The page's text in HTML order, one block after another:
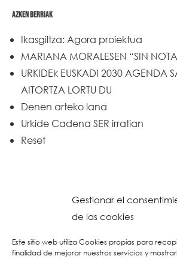
Gestionar el
de las cookies
Este sitio web utiliza Cookies propias para
finalidad de mejorar nuestros servicios y
AZKEN BERRIAK
Ikasgiltza: Agora proiektua
MARIANA MORALESEN “SIN
URKIDEk EUSKADI 2030 AGENDA
AITORTZA LORTU DU
Denen arteko lana
Urkide Cadena SER irratian
Reset